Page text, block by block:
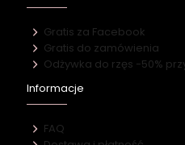
Gratis za Facebook
Gratis do zamówienia
Odżywka do rzęs -50%
Informacje
FAQ